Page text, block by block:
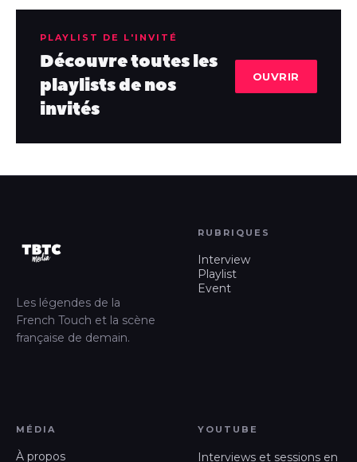
PLAYLIST DE L'INVITÉ
Découvre toutes les
playlists de nos
invités
OUVRIR
Les légendes de la
French Touch et la scène
française de demain.
RUBRIQUES
Interview
Playlist
Event
MÉDIA
À propos
YOUTUBE
Interviews et sessions en